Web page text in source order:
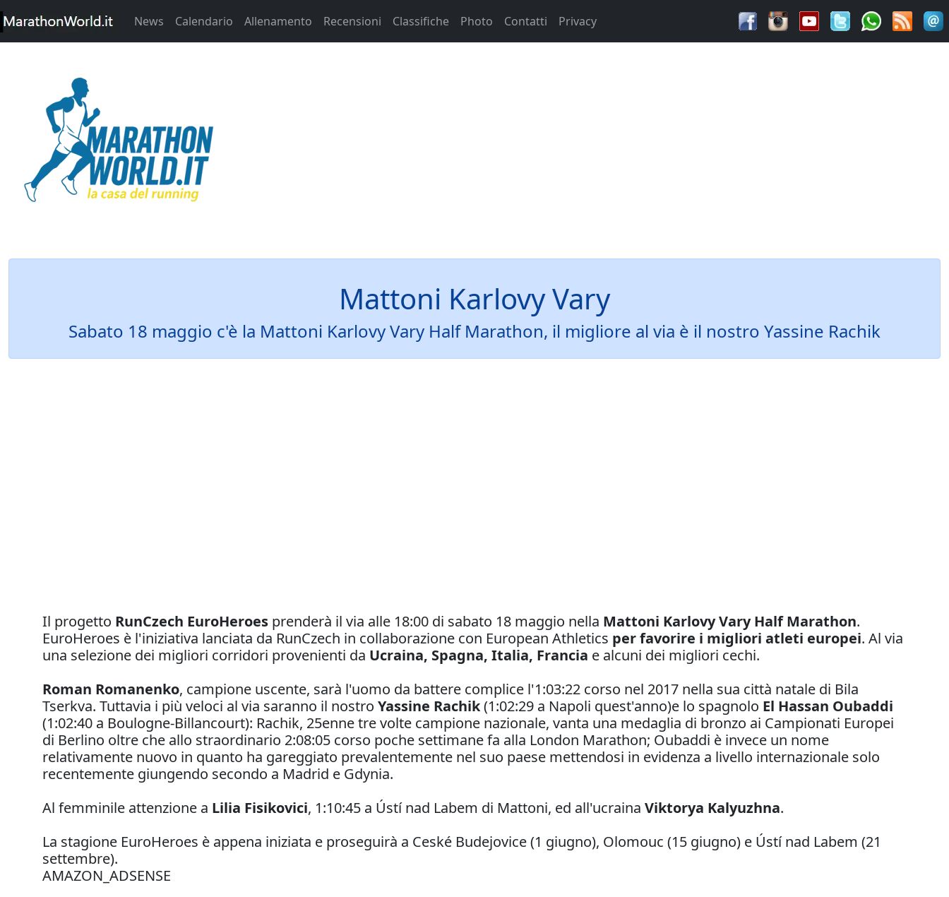
News Calendario Allenamento Recensioni Classifiche Photo Contatti Privacy
Mattoni Karlovy Vary
Sabato 18 maggio c'è la Mattoni Karlovy Vary Half Marathon, il migliore al via è il nostro Yassine Rachik
Il progetto RunCzech EuroHeroes prenderà il via alle 18:00 di sabato 18 maggio nella Mattoni Karlovy Vary Half Marathon.
EuroHeroes è l'iniziativa lanciata da RunCzech in collaborazione con European Athletics per favorire i migliori atleti europei. Al via
una selezione dei migliori corridori provenienti da Ucraina, Spagna, Italia, Francia e alcuni dei migliori cechi.
Roman Romanenko, campione uscente, sarà l'uomo da battere complice l'1:03:22 corso nel 2017 nella sua città natale di Bila
Tserkva. Tuttavia i più veloci al via saranno il nostro Yassine Rachik(1:02:29 a Napoli quest'anno)e lo spagnolo El Hassan Oubaddi
(1:02:40 a Boulogne-Billancourt): Rachik, 25enne tre volte campione nazionale, vanta una medaglia di bronzo ai Campionati Europei
di Berlino oltre che allo straordinario 2:08:05 corso poche settimane fa alla London Marathon; Oubaddi è invece un nome
relativamente nuovo in quanto ha gareggiato prevalentemente nel suo paese mettendosi in evidenza a livello internazionale solo
recentemente giungendo secondo a Madrid e Gdynia.
Al femminile attenzione a Lilia Fisikovici, 1:10:45 a Ústí nad Labem di Mattoni, ed all'ucraina Viktorya Kalyuzhna.
La stagione EuroHeroes è appena iniziata e proseguirà a Ceské Budejovice (1 giugno), Olomouc (15 giugno) e Ústí nad Labem (21
settembre).
AMAZON_ADSENSE